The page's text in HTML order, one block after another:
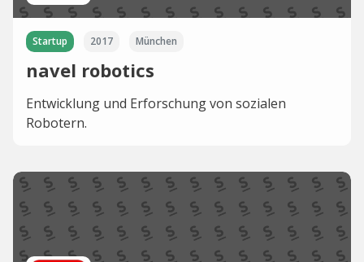
Startup 2017 München
navel robotics
Entwicklung und Erforschung von sozialen
Robotern.